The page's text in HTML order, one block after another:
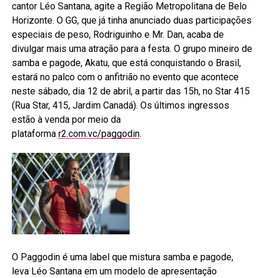
cantor Léo Santana, agite a Região Metropolitana de Belo
Horizonte. O GG, que já tinha anunciado duas participações
especiais de peso, Rodriguinho e Mr. Dan, acaba de
divulgar mais uma atração para a festa. O grupo mineiro de
samba e pagode, Akatu, que está conquistando o Brasil,
estará no palco com o anfitrião no evento que acontece
neste sábado, dia 12 de abril, a partir das 15h, no Star 415
(Rua Star, 415, Jardim Canadá). Os últimos ingressos
estão à venda por meio da
plataforma r2.com.vc/paggodin.
O Paggodin é uma label que mistura samba e pagode,
leva Léo Santana em um modelo de apresentação